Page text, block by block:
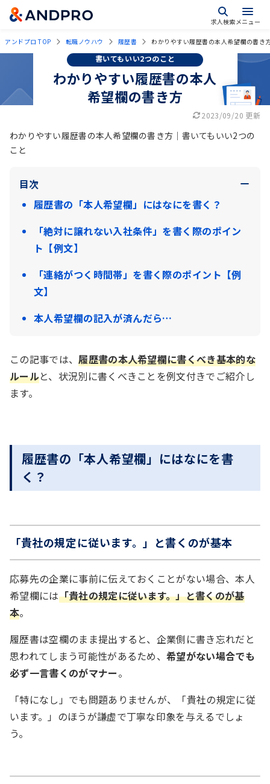
求人検索メニュー
アンドプロ TOP 転職ノウハウ 履歴書 わかりやすい履歴書の本人希望欄の書き
書いてもいい2つのこと
わかりやすい履歴書の本人
希望欄の書き方
2023/09/20 更新
わかりやすい履歴書の本人希望欄の書き方｜書いてもいい2つの
こと
目次
履歴書の「本人希望欄」にはなにを書く？
「絶対に譲れない入社条件」を書く際のポイン
ト【例文】
「連絡がつく時間帯」を書く際のポイント【例
文】
本人希望欄の記入が済んだら…
この記事では、履歴書の本人希望欄に書くべき基本的な
ルールと、状況別に書くべきことを例文付きでご紹介し
ます。
履歴書の「本人希望欄」にはなにを書
く？
「貴社の規定に従います。」と書くのが基本
応募先の企業に事前に伝えておくことがない場合、本人
希望欄には「貴社の規定に従います。」と書くのが基
本。
履歴書は空欄のまま提出すると、企業側に書き忘れだと
思われてしまう可能性があるため、希望がない場合でも
必ず一言書くのがマナー。
「特になし」でも問題ありませんが、「貴社の規定に従
います。」のほうが謙虚で丁寧な印象を与えるでしょ
う。